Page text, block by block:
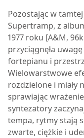
Pozostając w
Supertramp, z
1977 roku [A&M,
przyciągnęła
fortepianu i
Wielowarstwowe
rozdzielone i miały
sprawiając
syntezatory
tempa, rytmy stają
zwarte, ciężkie i